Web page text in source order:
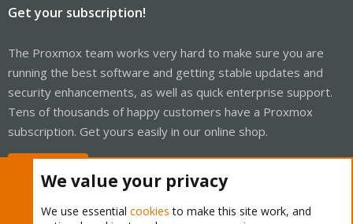
Get your subscription!
The Proxmox team works very hard to make sure you are
running the best software and getting stable updates and
security enhancements, as well as quick enterprise support.
Tens of thousands of happy customers have a Proxmox
subscription. Get yours easily in our online shop.
We value your privacy
We use essential cookies to make this site work, and